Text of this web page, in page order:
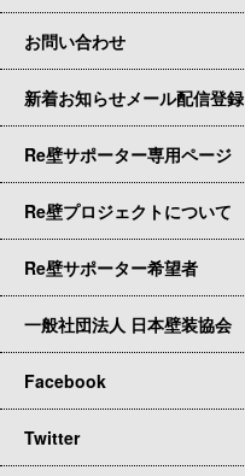
お問い合わせ
新着お知らせメール配信登録
Re壁サポーター専用ページ
Re壁プロジェクトについて
Re壁サポーター希望者
一般社団法人 日本壁装協会
Facebook
Twitter